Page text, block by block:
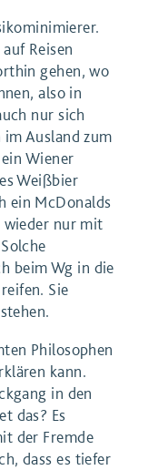
Reisen
gehen, wo
also in
nur sich
im Ausland zum
Wiener
Weißbier
ein McDonalds
wieder nur mit
beim Wg in die
Sie
Philosophen
kann.
in den
das? Es
der Fremde
dass es tiefer